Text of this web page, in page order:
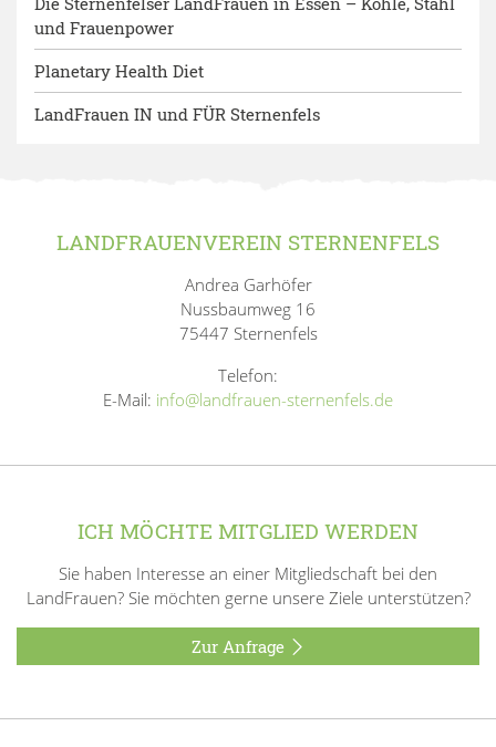
und Frauenpower
Planetary Health Diet
LandFrauen IN und FÜR Sternenfels
LANDFRAUENVEREIN STERNENFELS
Andrea Garhöfer
Nussbaumweg 16
75447 Sternenfels
Telefon:
E-Mail: info@landfrauen-sternenfels.de
ICH MÖCHTE MITGLIED WERDEN
Sie haben Interesse an einer Mitgliedschaft bei den
LandFrauen? Sie möchten gerne unsere Ziele unterstützen?
Zur Anfrage